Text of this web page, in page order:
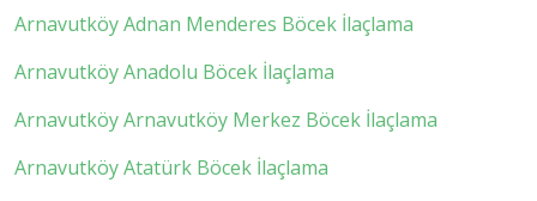
Arnavutköy Adnan Menderes Böcek İlaçlama
Arnavutköy Anadolu Böcek İlaçlama
Arnavutköy Arnavutköy Merkez Böcek İlaçlama
Arnavutköy Atatürk Böcek İlaçlama